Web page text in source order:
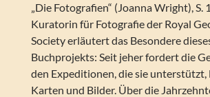
„Die Fotografien“ (Joanna Wright), S.
Kuratorin für Fotografie der Royal
Society erläutert das Besondere
Buchprojekts: Seit jeher fordert die
den Expeditionen, die sie unterstützt,
Karten und Bilder. Über die